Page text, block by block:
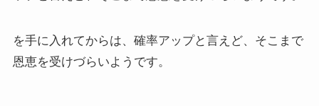
を手に入れてからは、確率アップと言えど、そこまで
恩恵を受けづらいようです。